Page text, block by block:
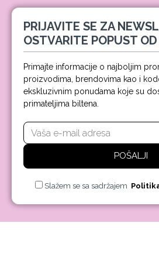
PRIJAVITE SE ZA
OSTVARITE POPUST
Primajte informacije o najboljim
proizvodima, brendovima kao i
ekskluzivnim ponudama koje su
primateljima biltena.
POŠALJI
Slažem se sa sadržajem